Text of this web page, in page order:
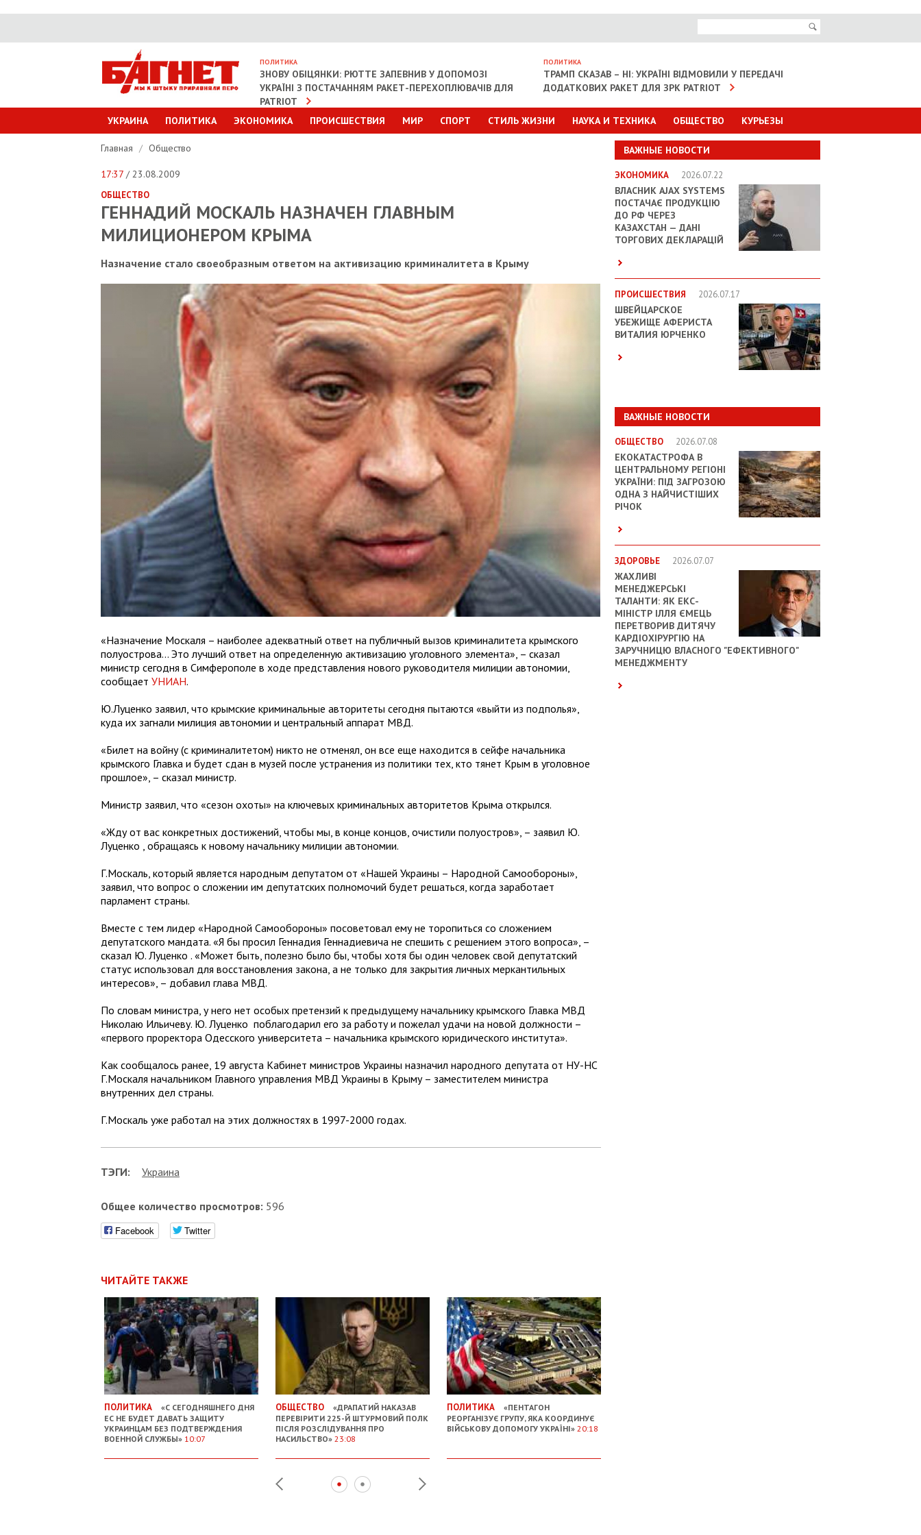
ПОЛИТИКА
ЗНОВУ ОБІЦЯНКИ: РЮТТЕ ЗАПЕВНИВ У ДОПОМОЗІ
УКРАЇНІ З ПОСТАЧАННЯМ РАКЕТ-ПЕРЕХОПЛЮВАЧІВ ДЛЯ
PATRIOT
ПОЛИТИКА
ТРАМП СКАЗАВ – НІ: УКРАЇНІ ВІДМОВИЛИ У ПЕРЕДАЧІ
ДОДАТКОВИХ РАКЕТ ДЛЯ ЗРК PATRIOT
УКРАИНА ПОЛИТИКА ЭКОНОМИКА ПРОИСШЕСТВИЯ МИР СПОРТ СТИЛЬ ЖИЗНИ НАУКА И ТЕХНИКА ОБЩЕСТВО КУРЬЕЗЫ
ВАЖНЫЕ НОВОСТИ
ЭКОНОМИКА 2026.07.22
ВЛАСНИК AJAX SYSTEMS
ПОСТАЧАЄ ПРОДУКЦІЮ
ДО РФ ЧЕРЕЗ
КАЗАХСТАН — ДАНІ
ТОРГОВИХ ДЕКЛАРАЦІЙ
ПРОИСШЕСТВИЯ 2026.07.17
ШВЕЙЦАРСКОЕ
УБЕЖИЩЕ АФЕРИСТА
ВИТАЛИЯ ЮРЧЕНКО
ВАЖНЫЕ НОВОСТИ
ОБЩЕСТВО 2026.07.08
ЕКОКАТАСТРОФА В
ЦЕНТРАЛЬНОМУ РЕГІОНІ
УКРАЇНИ: ПІД ЗАГРОЗОЮ
ОДНА З НАЙЧИСТІШИХ
РІЧОК
ЗДОРОВЬЕ 2026.07.07
ЖАХЛИВІ
МЕНЕДЖЕРСЬКІ
ТАЛАНТИ: ЯК ЕКС-
МІНІСТР ІЛЛЯ ЄМЕЦЬ
ПЕРЕТВОРИВ ДИТЯЧУ
КАРДІОХІРУРГІЮ НА
ЗАРУЧНИЦЮ ВЛАСНОГО "ЕФЕКТИВНОГО"
МЕНЕДЖМЕНТУ
Главная / Общество
17:37 / 23.08.2009
ОБЩЕСТВО
ГЕННАДИЙ МОСКАЛЬ НАЗНАЧЕН ГЛАВНЫМ
МИЛИЦИОНЕРОМ КРЫМА
Назначение стало своеобразным ответом на активизацию криминалитета в Крыму
«Назначение Москаля – наиболее адекватный ответ на публичный вызов криминалитета крымского
полуострова… Это лучший ответ на определенную активизацию уголовного элемента», – сказал
министр сегодня в Симферополе в ходе представления нового руководителя милиции автономии,
сообщает УНИАН.
Ю.Луценко заявил, что крымские криминальные авторитеты сегодня пытаются «выйти из подполья»,
куда их загнали милиция автономии и центральный аппарат МВД.
«Билет на войну (с криминалитетом) никто не отменял, он все еще находится в сейфе начальника
крымского Главка и будет сдан в музей после устранения из политики тех, кто тянет Крым в уголовное
прошлое», – сказал министр.
Министр заявил, что «сезон охоты» на ключевых криминальных авторитетов Крыма открылся.
«Жду от вас конкретных достижений, чтобы мы, в конце концов, очистили полуостров», – заявил Ю.
Луценко , обращаясь к новому начальнику милиции автономии.
Г.Москаль, который является народным депутатом от «Нашей Украины – Народной Самообороны»,
заявил, что вопрос о сложении им депутатских полномочий будет решаться, когда заработает
парламент страны.
Вместе с тем лидер «Народной Самообороны» посоветовал ему не торопиться со сложением
депутатского мандата. «Я бы просил Геннадия Геннадиевича не спешить с решением этого вопроса», –
сказал Ю. Луценко . «Может быть, полезно было бы, чтобы хотя бы один человек свой депутатский
статус использовал для восстановления закона, а не только для закрытия личных меркантильных
интересов», – добавил глава МВД.
По словам министра, у него нет особых претензий к предыдущему начальнику крымского Главка МВД
Николаю Ильичеву. Ю. Луценко поблагодарил его за работу и пожелал удачи на новой должности –
«первого проректора Одесского университета – начальника крымского юридического института».
Как сообщалось ранее, 19 августа Кабинет министров Украины назначил народного депутата от НУ-НС
Г.Москаля начальником Главного управления МВД Украины в Крыму – заместителем министра
внутренних дел страны.
Г.Москаль уже работал на этих должностях в 1997-2000 годах.
ТЭГИ: Украина
Общее количество просмотров: 596
Facebook Twitter
ЧИТАЙТЕ ТАКЖЕ
ПОЛИТИКА
«С СЕГОДНЯШНЕГО ДНЯ
ЕС НЕ БУДЕТ ДАВАТЬ ЗАЩИТУ
УКРАИНЦАМ БЕЗ ПОДТВЕРЖДЕНИЯ
ВОЕННОЙ СЛУЖБЫ» 10:07
ОБЩЕСТВО
«ДРАПАТИЙ НАКАЗАВ
ПЕРЕВІРИТИ 225-Й ШТУРМОВИЙ ПОЛК
ПІСЛЯ РОЗСЛІДУВАННЯ ПРО
НАСИЛЬСТВО» 23:08
ПОЛИТИКА
«ПЕНТАГОН
РЕОРГАНІЗУЄ ГРУПУ, ЯКА КООРДИНУЄ
ВІЙСЬКОВУ ДОПОМОГУ УКРАЇНІ» 20:18